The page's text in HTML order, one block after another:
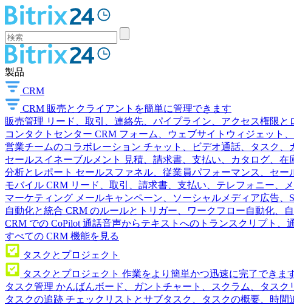
製品
CRM
CRM 販売とクライアントを簡単に管理できます
販売管理 リード、取引、連絡先、パイプライン、アクセス権限と
コンタクトセンター CRM フォーム、ウェブサイトウィジェット
営業チームのコラボレーション チャット、ビデオ通話、タスク
セールスイネーブルメント
見積、請求書、支払い、カタログ、
分析とレポート セールスファネル、従業員パフォーマンス、セ
モバイル CRM リード、取引、請求書、支払い、テレフォニー、
マーケティング メールキャンペーン、ソーシャルメディア広告
自動化と統合 CRM のルールとトリガー、ワークフロー自動化、
CRM での CoPilot 通話音声からテキストへのトランスクリプト、
すべての CRM 機能を見る
タスクとプロジェクト
タスクとプロジェクト 作業をより簡単かつ迅速に完了できま
タスク管理 かんばんボード、ガントチャート、スクラム、タスク
タスクの追跡 チェックリストとサブタスク、タスクの概要、時